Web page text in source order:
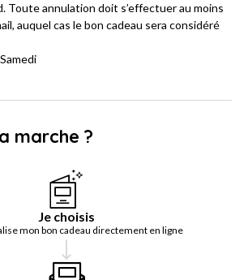
Toute annulation doit s’effectuer au moins
auquel cas le bon cadeau sera considéré
marche ?
Je choisis
mon bon cadeau directement en ligne